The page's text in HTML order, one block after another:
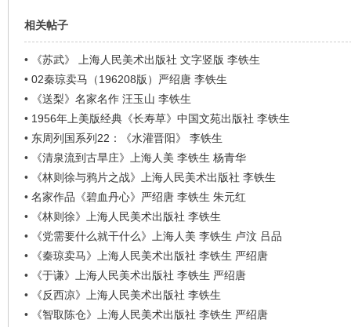
相关帖子
•
《苏武》 上海人民美术出版社 文字竖版 李铁生
• 02秦琼卖马（196208版）严绍唐 李铁生
•
《送梨》名家名作 汪玉山 李铁生
• 1956年上美版经典《长寿草》中国文苑出版社 李铁生
• 东周列国系列22：《水灌晋阳》 李铁生
•
《清泉流到古旱庄》上海人美 李铁生 杨青华
•
《林则徐与鸦片之战》上海人民美术出版社 李铁生
• 名家作品《碧血丹心》严绍唐 李铁生 朱元红
•
《林则徐》上海人民美术出版社 李铁生
•
《党需要什么就干什么》上海人美 李铁生 卢汶 吕品
•
《秦琼卖马》上海人民美术出版社 李铁生 严绍唐
•
《于谦》上海人民美术出版社 李铁生 严绍唐
•
《反西凉》上海人民美术出版社 李铁生
•
《智取陈仓》上海人民美术出版社 李铁生 严绍唐